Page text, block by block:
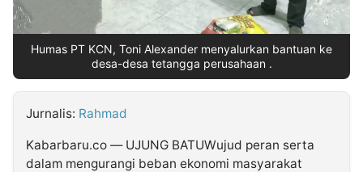
Humas PT KCN, Toni Alexander menyalurkan bantuan ke
desa-desa tetangga perusahaan .
Jurnalis: Rahmad
Kabarbaru.co — UJUNG BATUWujud peran serta
dalam mengurangi beban ekonomi masyarakat